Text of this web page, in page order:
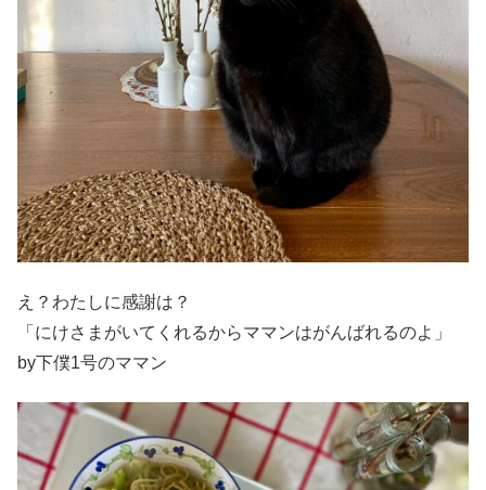
え？わたしに感謝は？
「にけさまがいてくれるからママンはがんばれるのよ」
by下僕1号のママン